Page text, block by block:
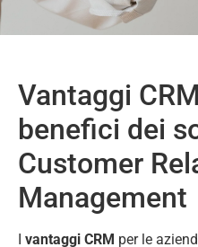
Vantaggi
benefici dei
Customer
Management
I vantaggi CRM per le